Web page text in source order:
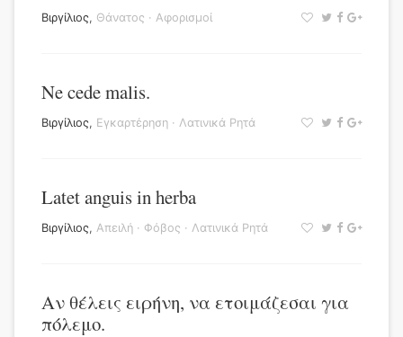
Βιργίλιος, Θάνατος · Αφορισμοί
Ne cede malis.
Βιργίλιος, Εγκαρτέρηση · Λατινικά Ρητά
Latet anguis in herba
Βιργίλιος, Απειλή · Φόβος · Λατινικά Ρητά
Αν θέλεις ειρήνη, να ετοιμάζεσαι για
πόλεμο.